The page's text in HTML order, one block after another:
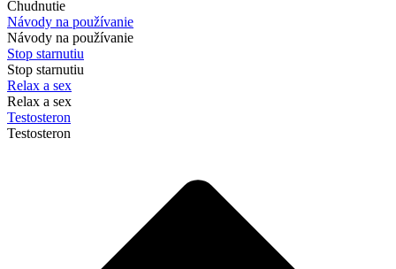
Chudnutie
Návody na používanie
Návody na používanie
Stop starnutiu
Stop starnutiu
Relax a sex
Relax a sex
Testosteron
Testosteron